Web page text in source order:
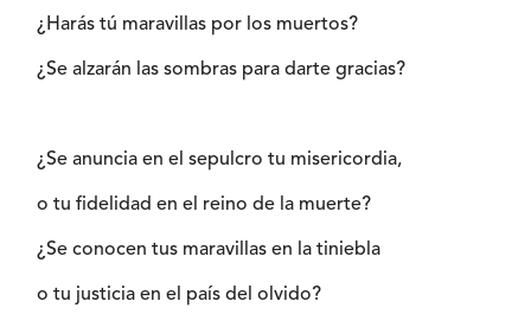
¿Harás tú maravillas por los muertos?
¿Se alzarán las sombras para darte gracias?
¿Se anuncia en el sepulcro tu misericordia,
o tu fidelidad en el reino de la muerte?
¿Se conocen tus maravillas en la tiniebla
o tu justicia en el país del olvido?